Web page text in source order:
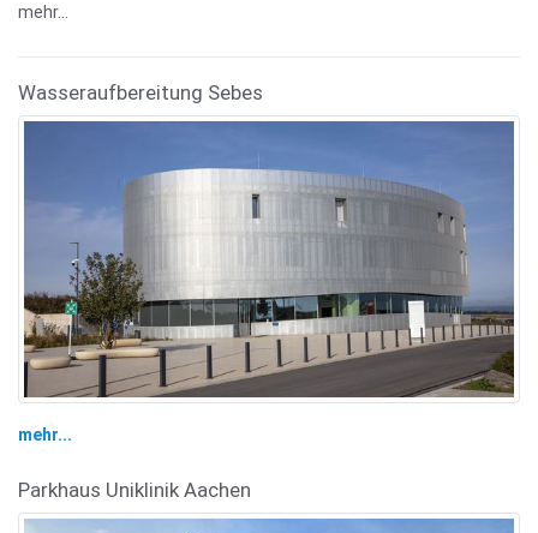
mehr...
Wasseraufbereitung Sebes
mehr...
Parkhaus Uniklinik Aachen